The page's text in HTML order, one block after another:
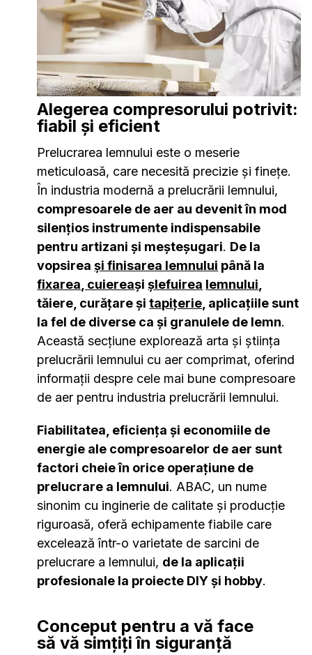
Alegerea compresorului potrivit:
fiabil și eficient
Prelucrarea lemnului este o meserie
meticuloasă, care necesită precizie și finețe.
În industria modernă a prelucrării lemnului,
compresoarele de aer au devenit în mod
silențios instrumente indispensabile
pentru artizani și meșteșugari. De la
vopsireași finisarea lemnului până la
fixarea, cuiereașișlefuirea lemnului
tăiere, curățare șitapițerie , aplicațiile sunt
la fel de diverse ca și granulele de lemn.
Această secțiune explorează arta și știința
prelucrării lemnului cu aer comprimat, oferind
informații despre cele mai bune compresoare
de aer pentru industria prelucrării lemnului.
Fiabilitatea, eficiența și economiile de
energie ale compresoarelor de aer sunt
factori cheie în orice operațiune de
prelucrare a lemnului. ABAC, un nume
sinonim cu inginerie de calitate și producție
riguroasă, oferă echipamente fiabile care
excelează într-o varietate de sarcini de
prelucrare a lemnului, de la aplicații
profesionale la proiecte DIY și hobby.
Conceput pentru a vă face
să vă simțiți în siguranță